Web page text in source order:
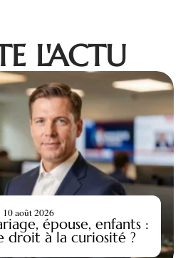
L'ACTU
épouse, enfants :
droit à la curiosité ?
10 août 2026